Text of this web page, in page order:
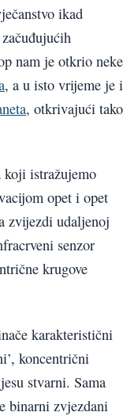
ikad
nam je otkrio neke
, a u isto vrijeme je i
, otkrivajući tako
koji istražujemo
opet i opet
zvijezdi udaljenoj
senzor
krugove
karakteristični
koncentrični
stvarni. Sama
binarni zvjezdani